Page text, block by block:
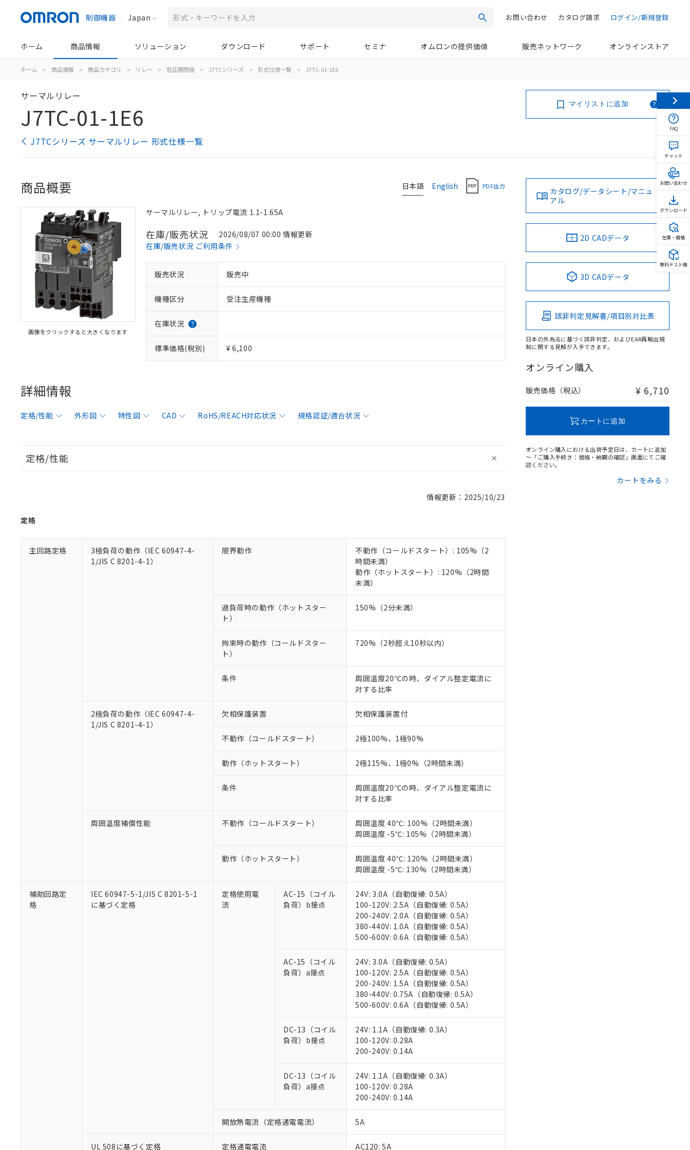
制御機器 Japan 検索 ログイン/新規登録
カタログ請求
お問い合わせ
ホーム 商品情報 ソリューション ダウンロード サポート セミナ オムロンの提供価値 販売ネットワーク オンラインストア
ホーム > 商品情報 > 商品カテゴリ > リレー > 低圧開閉器 > J7TCシリーズ > 形式仕様一覧 > J7TC-01-1E6
サーマルリレー
J7TC-01-1E6
J7TCシリーズ サーマルリレー 形式仕様一覧
マイリストに追加
日本語 English PDF出力
商品概要
画像をクリックすると大きくなります
サーマルリレー, トリップ電流 1.1-1.65A
在庫/販売状況
2026/08/07 00:00 情報更新
在庫/販売状況 ご利用条件
販売状況 販売中
機種区分 受注生産機種
在庫状況
標準価格(税別) ¥ 6,100
詳細情報
定格/性能 外形図 特性図 CAD RoHS/REACH対応状況 規格認証/適合状況
定格/性能
情報更新：2025/10/23
定格
主回路定格
3極負荷の動作（IEC 60947-4-
1/JIS C 8201-4-1）
限界動作
不動作（コールドスタート）: 105%（2
時間未満）
動作（ホットスタート）: 120%（2時間
未満）
過負荷時の動作（ホットスター
ト）
150%（2分未満）
拘束時の動作（コールドスター
ト）
720%（2秒超え10秒以内）
条件
周囲温度20℃の時、ダイアル整定電流に
対する比率
2極負荷の動作（IEC 60947-4-
1/JIS C 8201-4-1）
欠相保護装置 欠相保護装置付
不動作（コールドスタート） 2極100%、1極90%
動作（ホットスタート） 2極115%、1極0%（2時間未満）
条件
周囲温度20℃の時、ダイアル整定電流に
対する比率
周囲温度補償性能 不動作（コールドスタート）
周囲温度 40℃: 100%（2時間未満）
周囲温度 -5℃: 105%（2時間未満）
動作（ホットスタート）
周囲温度 40℃: 120%（2時間未満）
周囲温度 -5℃: 130%（2時間未満）
補助回路定
格
IEC 60947-5-1/JIS C 8201-5-1
に基づく定格
定格使用電
流
AC-15（コイル
負荷）b接点
24V: 3.0A（自動復帰: 0.5A）
100-120V: 2.5A（自動復帰: 0.5A）
200-240V: 2.0A（自動復帰: 0.5A）
380-440V: 1.0A（自動復帰: 0.5A）
500-600V: 0.6A（自動復帰: 0.5A）
AC-15（コイル
負荷）a接点
24V: 3.0A（自動復帰: 0.5A）
100-120V: 2.5A（自動復帰: 0.5A）
200-240V: 1.5A（自動復帰: 0.5A）
380-440V: 0.75A（自動復帰: 0.5A）
500-600V: 0.6A（自動復帰: 0.5A）
DC-13（コイル
負荷）b接点
24V: 1.1A（自動復帰: 0.3A）
100-120V: 0.28A
200-240V: 0.14A
DC-13（コイル
負荷）a接点
24V: 1.1A（自動復帰: 0.3A）
100-120V: 0.28A
200-240V: 0.14A
開放熱電流（定格通電電流） 5A
UL 508に基づく定格 定格通電電流
AC120: 5A
カタログ/データシート/マニュ
アル
2D CADデータ
3D CADデータ
該非判定見解書/項目別対比表
日本の外為法に基づく該非判定、およびEAR再輸出規
制に関する見解が入手できます。
オンライン購入
販売価格（税込） ¥ 6,710
カートに追加
オンライン購入における出荷予定日は、カートに追加
～「ご購入手続き：価格・納期の確認」画面にてご確
認ください。
カートをみる
以下の条件をお読みいただき、同意のうえご利用ください。
本サービスは、当社制御機器事業取扱商品の当社在庫状況および標準価格(税抜)を提供させていただ
当社制御機器事業取扱商品の中には、本サービスの対象外となる商品もあることをご了承ください。
在庫状況および標準価格照会結果は、記載している更新日時点での社内データに基づき作成されるも
のであり、閲覧された時点での実際の在庫および標準価格とは異なる場合があることをご了承くださ
対応済み：EU RoHS指令（10物質）の非含有に対応した製品が提供可能な商品です。
対応予定：EU RoHS指令（10物質）の非含有に対応した製品に切り替える予定のある商品です。
対応予定なし：EU RoHS指令（10物質）の非含有に非対応の商品で、対応品を出す予定はありません。
調査・確認中：EU RoHS指令（10物質）の非含有の対応状況を調査中または確認中の商品です。
仕入先様の事情により、非含有部品としていたものが、含有品と判明した場合などやむを得ず変更すること
鉛(Pb) 1000ppm以下、 水銀(Hg) 1000ppm以下、 カドミウム(Cd) 100ppm以下、
六価クロム(Cr(Ⅵ)) 1000ppm以下、ポリ臭化ビフェニル類(PBB) 1000ppm以下、ポリ臭化ジフェニルエーテル類(PBDE) 1000ppm以下、
フタル酸ビス(2-エチルヘキシル) (DEHP)(別名：DOP) 1000ppm以下、フタル酸ブチルベンジル（BBP） 1000ppm以下、フタル酸ジブチ
ル（DBP） 1000ppm以下、フタル酸ジイソブチル (DIBP) 1000ppm以下
但し、RoHS指令で産業用監視および制御機器に対する適用除外項目は除く。
「○」：最大均質材料含有率が中国RoHSの基準値以下であることを示します。
「×」：最大均質材料含有率が中国RoHSの基準値を超えていることを示します。
「－」：未確認です。当社販売部門へお問い合わせください。
Cr(Ⅵ)(六価クロム) : 1000ppm、 PBBs(ポリ臭化ビフェニル類) : 1000ppm、 PBDEs(ポリ臭化ジフェニルエーテル類) : 1000ppm、
などの必要な手続きをとります。
当社は規制貨物を破棄する場合は、完全に破砕するなど、違法に輸出されないよう必要な手段を講じ
FAQ
チャット
お問い合わせ
ダウンロード
在庫・価格
無料テスト機